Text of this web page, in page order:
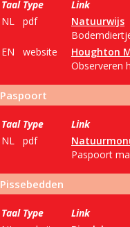
Taal Type
Link
NL
pdf
Natuurwijs
EN
website
Houghton
Observeren
Paspoort
Taal Type
Link
NL
pdf
Paspoort
Pissebedden
Taal Type
Link